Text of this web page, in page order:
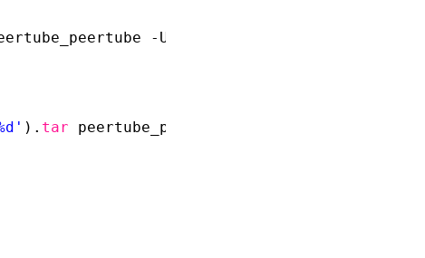
-U peertube
). tar peertube_peertube -U peertube